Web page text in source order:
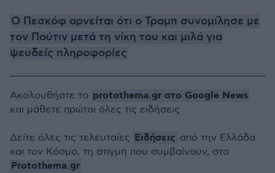
Ο Πεσκόφ αρνείται ότι ο Τραμπ συνομίλησε με
τον Πούτιν μετά τη νίκη του και μιλά για
ψευδείς πληροφορίες
Ακολουθήστε το protothema.gr στο Google News
και μάθετε πρώτοι όλες τις ειδήσεις
Δείτε όλες τις τελευταίες Ειδήσεις από την Ελλάδα
και τον Κόσμο, τη στιγμή που συμβαίνουν, στο
Protothema.gr